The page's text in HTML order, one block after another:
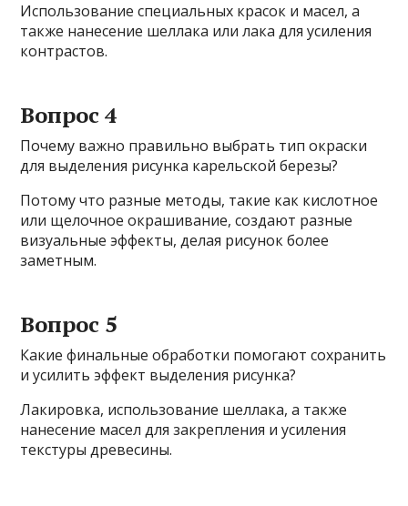
Использование специальных красок и масел, а
также нанесение шеллака или лака для усиления
контрастов.
Вопрос 4
Почему важно правильно выбрать тип окраски
для выделения рисунка карельской березы?
Потому что разные методы, такие как кислотное
или щелочное окрашивание, создают разные
визуальные эффекты, делая рисунок более
заметным.
Вопрос 5
Какие финальные обработки помогают сохранить
и усилить эффект выделения рисунка?
Лакировка, использование шеллака, а также
нанесение масел для закрепления и усиления
текстуры древесины.